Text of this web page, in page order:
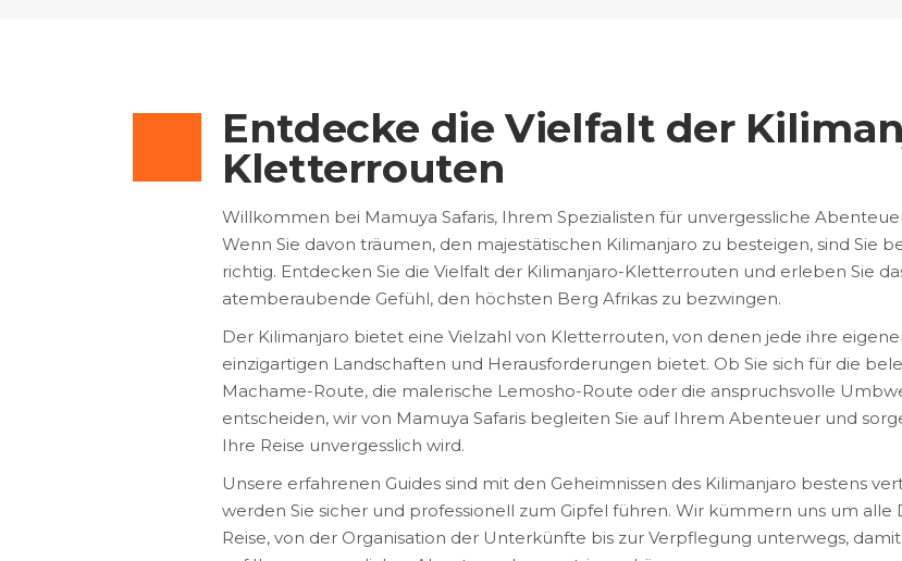
Entdecke die Vielfalt der
Kletterrouten
Willkommen bei Mamuya Safaris, Ihrem Spezialisten für unvergessliche
Wenn Sie davon träumen, den majestätischen Kilimanjaro zu besteigen, sind Sie
richtig. Entdecken Sie die Vielfalt der Kilimanjaro-Kletterrouten und erleben Sie
atemberaubende Gefühl, den höchsten Berg Afrikas zu bezwingen.
Der Kilimanjaro bietet eine Vielzahl von Kletterrouten, von denen jede ihre
einzigartigen Landschaften und Herausforderungen bietet. Ob Sie sich für die
Machame-Route, die malerische Lemosho-Route oder die anspruchsvolle
entscheiden, wir von Mamuya Safaris begleiten Sie auf Ihrem Abenteuer und
Ihre Reise unvergesslich wird.
Unsere erfahrenen Guides sind mit den Geheimnissen des Kilimanjaro bestens
werden Sie sicher und professionell zum Gipfel führen. Wir kümmern uns um alle
Reise, von der Organisation der Unterkünfte bis zur Verpflegung unterwegs, damit